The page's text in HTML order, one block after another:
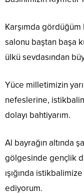
Karşımda
salonu baştan başa
ülkü sevdasından
Yüce milletimizin
nefeslerine,
dolayı bahtiyarım.
Al bayrağın altında
gölgesinde gençlik
ışığında
ediyorum.